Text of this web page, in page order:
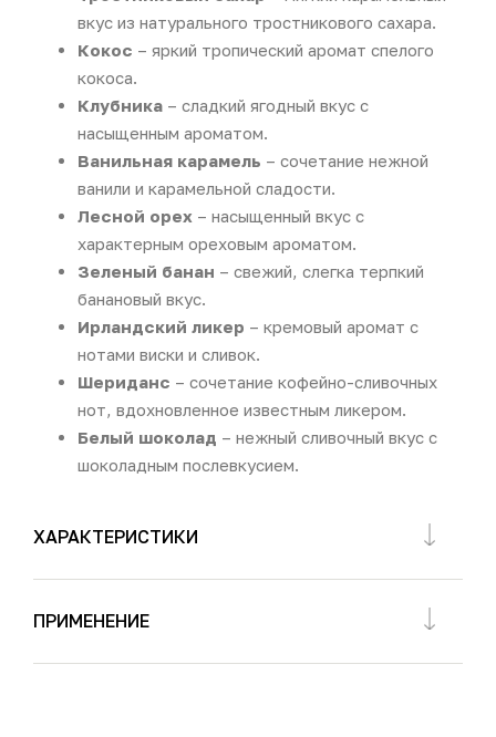
вкус из натурального тростникового сахара.
Кокос – яркий тропический аромат спелого
кокоса.
Клубника – сладкий ягодный вкус с
насыщенным ароматом.
Ванильная карамель – сочетание нежной
ванили и карамельной сладости.
Лесной орех – насыщенный вкус с
характерным ореховым ароматом.
Зеленый банан – свежий, слегка терпкий
банановый вкус.
Ирландский ликер – кремовый аромат с
нотами виски и сливок.
Шериданс – сочетание кофейно-сливочных
нот, вдохновленное известным ликером.
Белый шоколад – нежный сливочный вкус с
шоколадным послевкусием.
ХАРАКТЕРИСТИКИ
ПРИМЕНЕНИЕ